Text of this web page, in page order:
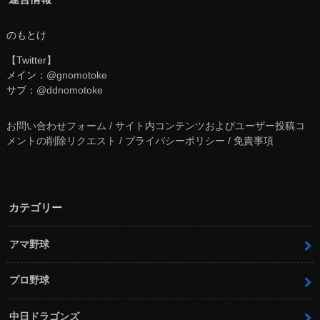
のもとけ
【Twitter】
メイン： @gnomotoke
サブ： @ddnomotoke
お問い合わせフォーム / サイト内コンテンツおよびユーザー投稿コ
メントの削除リクエスト / プライバシーポリシー / 免責事項
カテゴリー
アマ野球
プロ野球
中日ドラゴンズ